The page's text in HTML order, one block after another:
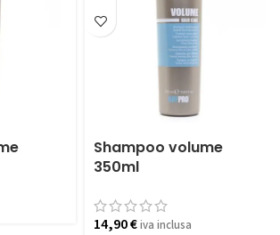
Shampoo volume
350ml
14,90€iva inclusa